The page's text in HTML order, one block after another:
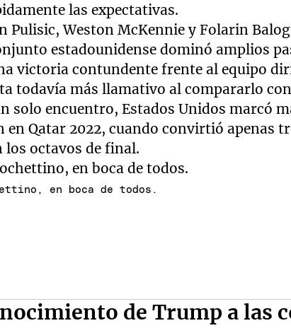
las expectativas.
Pulisic, Weston McKennie y Folarin
estadounidense dominó amplios
victoria contundente frente al equipo
todavía más llamativo al compararlo
solo encuentro, Estados Unidos marcó
Qatar 2022, cuando convirtió apenas
los octavos de final.
en boca de todos.
de Trump a las